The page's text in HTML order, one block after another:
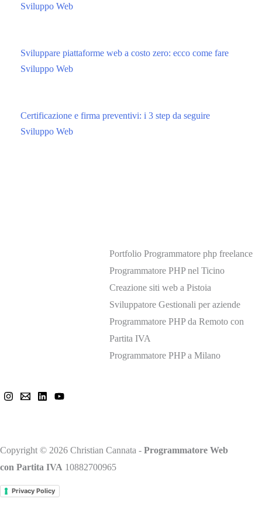
Sviluppo Web
Sviluppare piattaforme web a costo zero: ecco come fare
Sviluppo Web
Certificazione e firma preventivi: i 3 step da seguire
Sviluppo Web
Portfolio Programmatore php freelance
Programmatore PHP nel Ticino
Creazione siti web a Pistoia
Sviluppatore Gestionali per aziende
Programmatore PHP da Remoto con
Partita IVA
Programmatore PHP a Milano
Copyright © 2026 Christian Cannata - Programmatore Web
con Partita IVA 10882700965
Privacy Policy